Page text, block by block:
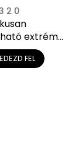
extrém
járműFEL